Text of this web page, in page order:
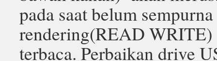
pada saat belum
rendering(READ WRITE)
terbaca. Perbaikan drive